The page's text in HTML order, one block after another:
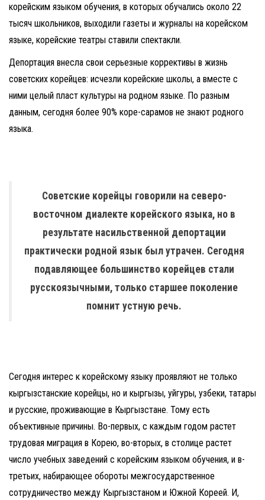
корейским языком обучения, в которых обучались около 22
тысяч школьников, выходили газеты и журналы на корейском
языке, корейские театры ставили спектакли.
Депортация внесла свои серьезные коррективы в жизнь
советских корейцев: исчезли корейские школы, а вместе с
ними целый пласт культуры на родном языке. По разным
данным, сегодня более 90% коре-сарамов не знают родного
языка.
Советские корейцы говорили на северо-
восточном диалекте корейского языка, но в
результате насильственной депортации
практически родной язык был утрачен. Сегодня
подавляющее большинство корейцев стали
русскоязычными, только старшее поколение
помнит устную речь.
Сегодня интерес к корейскому языку проявляют не только
кыргызстанские корейцы, но и кыргызы, уйгуры, узбеки, татары
и русские, проживающие в Кыргызстане. Тому есть
объективные причины. Во-первых, с каждым годом растет
трудовая миграция в Корею, во-вторых, в столице растет
число учебных заведений с корейским языком обучения, и в-
третьих, набирающее обороты межгосударственное
сотрудничество между Кыргызстаном и Южной Кореей. И,